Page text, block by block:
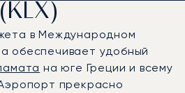
(KLX)
в Международном
обеспечивает удобный
на юге Греции и всему
прекрасно